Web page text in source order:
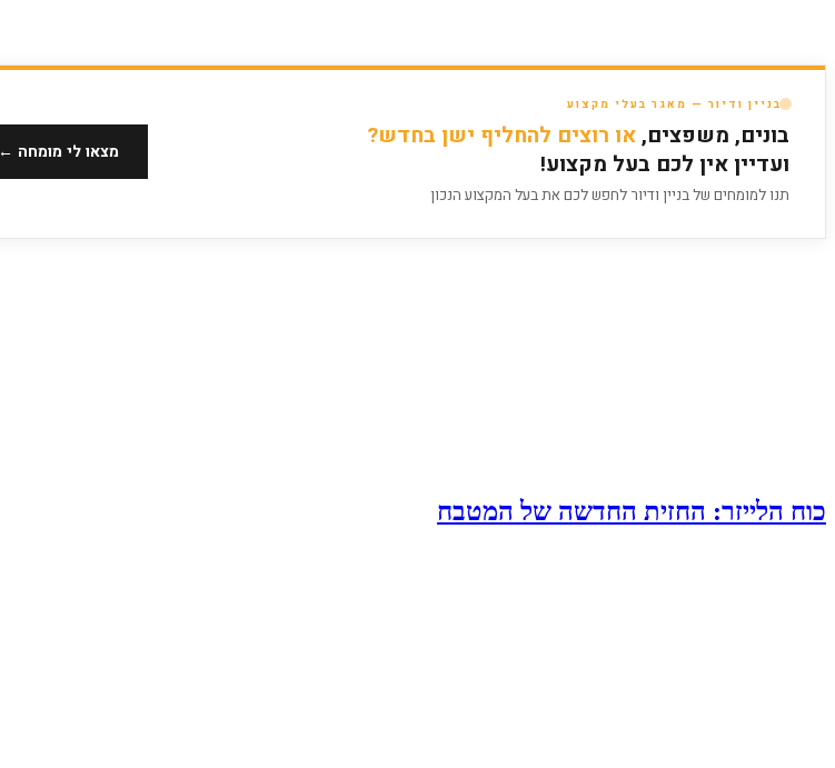
בניין ודיור — מאגר בעלי מקצוע
בונים, משפצים,או רוצים להחליף ישן בחדש?
ועדיין אין לכם בעל מקצוע!
תנו למומחים של בניין ודיור לחפש לכם את בעל המקצוע הנכון
מצאו לי מומחה ←
כוח הלייזר: החזית החדשה של המטבח